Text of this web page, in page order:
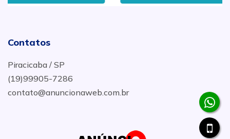
Contatos
Piracicaba / SP
(19)99905-7286
contato@anuncionaweb.com.br